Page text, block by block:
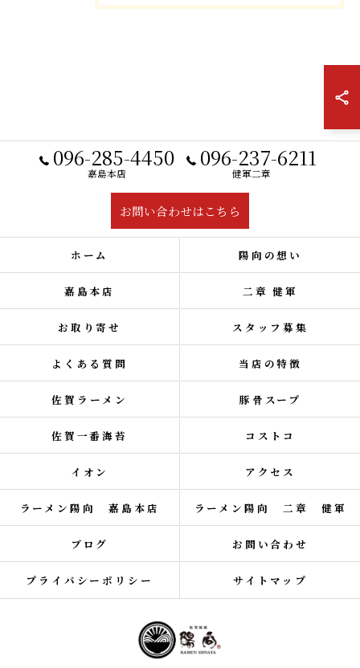
096-285-4450
嘉島本店
096-237-6211
健軍二章
お問い合わせはこちら
ホーム 陽向の想い
嘉島本店 二章 健軍
お取り寄せ スタッフ募集
よくある質問 当店の特徴
佐賀ラーメン 豚骨スープ
佐賀一番海苔 コストコ
イオン アクセス
ラーメン陽向 嘉島本店 ラーメン陽向 二章 健軍
ブログ お問い合わせ
プライバシーポリシー サイトマップ